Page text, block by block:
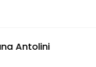
Antolini